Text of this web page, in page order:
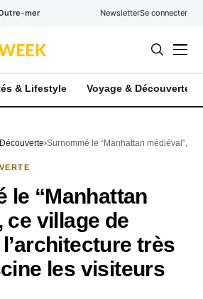
mer NewsletterSe connecter
& Lifestyle Voyage & Découverte
Surnommé le “Manhattan médiéval”,
le “Manhattan
ce village de
très
les visiteurs